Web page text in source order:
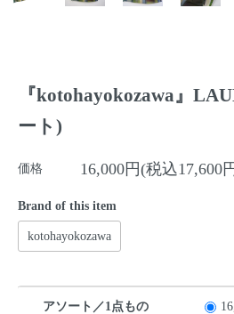
『kotohayokozawa』
ート)
価格 16,000円(税込17,600
Brand of this item
kotohayokozawa
アソート／1点もの